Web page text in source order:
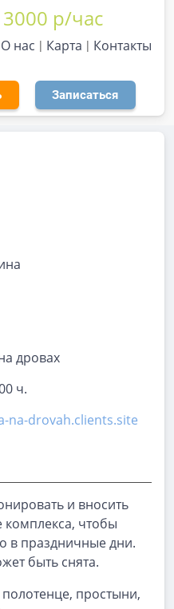
р/час
О нас Карта Контакты
Записаться
дровах
ч.
na-drovah.clients.site
и вносить
комплекса, чтобы
в праздничные дни.
быть снята.
простыни,